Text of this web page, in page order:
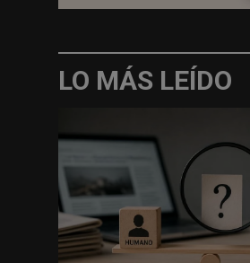
LO MÁS LEÍDO